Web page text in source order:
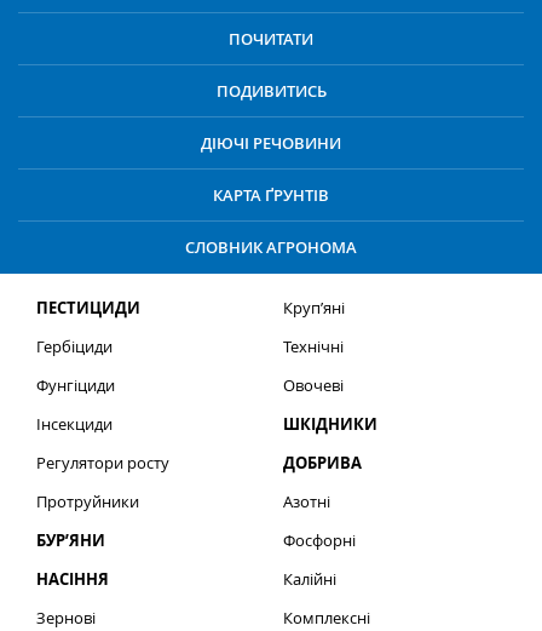
ПОЧИТАТИ
ПОДИВИТИСЬ
ДІЮЧІ РЕЧОВИНИ
КАРТА ҐРУНТІВ
СЛОВНИК АГРОНОМА
ПЕСТИЦИДИ
Гербіциди
Фунгіциди
Інсекциди
Регулятори росту
Протруйники
БУР’ЯНИ
НАСІННЯ
Зернові
Круп’яні
Технічні
Овочеві
ШКІДНИКИ
ДОБРИВА
Азотні
Фосфорні
Калійні
Комплексні